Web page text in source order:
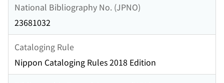
National Bibliography No. (JPNO)
23681032
Cataloging Rule
Nippon Cataloging Rules 2018 Edition